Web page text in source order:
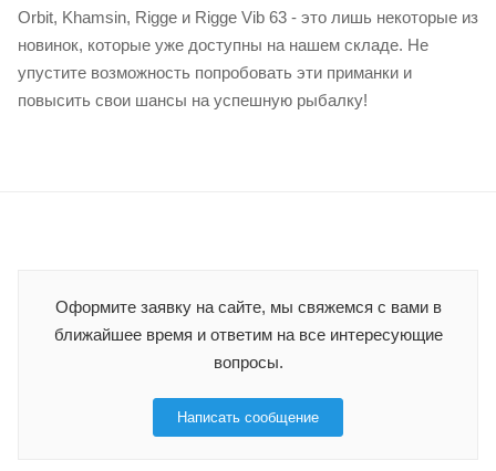
Orbit, Khamsin, Rigge и Rigge Vib 63 - это лишь некоторые из
новинок, которые уже доступны на нашем складе. Не
упустите возможность попробовать эти приманки и
повысить свои шансы на успешную рыбалку!
Оформите заявку на сайте, мы свяжемся с вами в
ближайшее время и ответим на все интересующие
вопросы.
Написать сообщение